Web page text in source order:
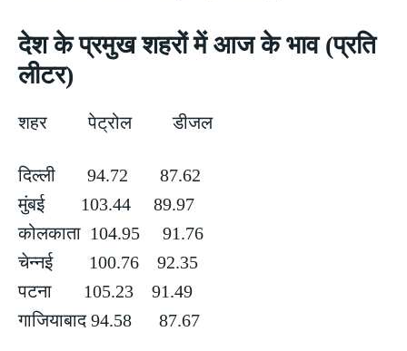
देश के प्रमुख शहरों में आज के भाव (प्रति
लीटर)
शहर पेट्रोल डीजल
दिल्ली 94.72 87.62
मुंबई 103.44 89.97
कोलकाता 104.95 91.76
चेन्नई 100.76 92.35
पटना 105.23 91.49
गाजियाबाद 94.58 87.67